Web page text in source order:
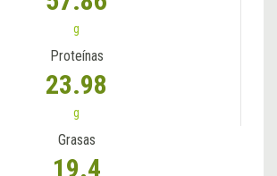
g
Proteínas
23.98
g
Grasas
19.4